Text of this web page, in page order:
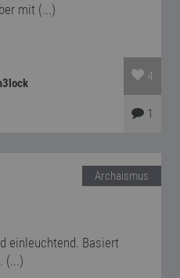
mit (...)
4
1
Archaismus
einleuchtend. Basiert
(...)